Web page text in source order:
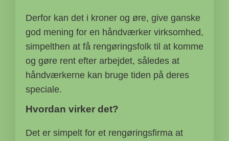
Derfor kan det i kroner og øre, give ganske
god mening for en håndværker virksomhed,
simpelthen at få rengøringsfolk til at komme
og gøre rent efter arbejdet, således at
håndværkerne kan bruge tiden på deres
speciale.
Hvordan virker det?
Det er simpelt for et rengøringsfirma at